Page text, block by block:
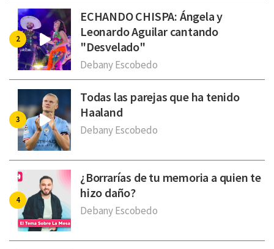
ECHANDO CHISPA: Ángela y
Leonardo Aguilar cantando
"Desvelado"
Debany Escobedo
Todas las parejas que ha tenido
Haaland
Debany Escobedo
¿Borrarías de tu memoria a quien te
hizo daño?
Debany Escobedo